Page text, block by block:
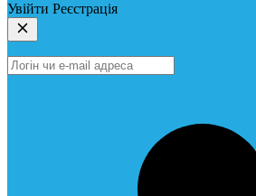
Увійти Реєстрація